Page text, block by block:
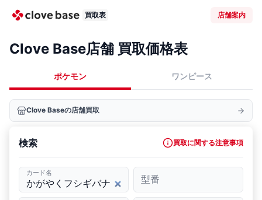
買取表 店舗案内
Clove Base店舗 買取価格表
ポケモン ワンピース
Clove Baseの店舗買取
検索 買取に関する注意事項
カード名
型番